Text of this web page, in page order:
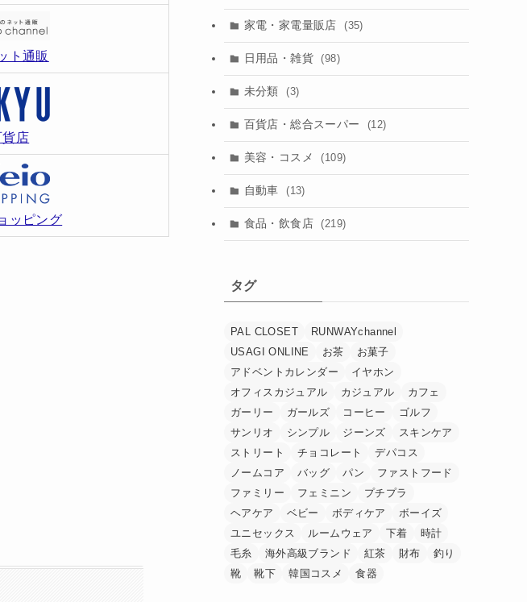
ト通販
貨店
ッピング
家電・家電量販店 (35)
日用品・雑貨 (98)
未分類 (3)
百貨店・総合スーパー (12)
美容・コスメ (109)
自動車 (13)
食品・飲食店 (219)
タグ
PAL CLOSET
RUNWAYchannel
USAGI ONLINE
お茶
お菓子
アドベントカレンダー
イヤホン
オフィスカジュアル
カジュアル
カフェ
ガーリー
ガールズ コーヒー
ゴルフ
サンリオ
シンプル ジーンズ
スキンケア
ストリート
チョコレート
デパコス
ノームコア
バッグ パン
ファストフード
ファミリー
フェミニン
プチプラ
ヘアケア
ベビー ボディケア
ボーイズ
ユニセックス
ルームウェア 下着
時計
毛糸
海外高級ブランド 紅茶 財布
釣り
靴
靴下 韓国コスメ 食器